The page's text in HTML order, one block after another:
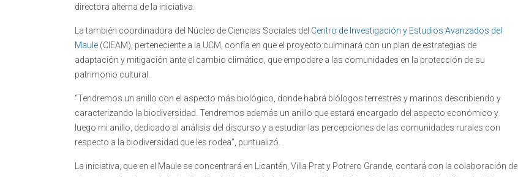
directora alterna de la iniciativa.
La también coordinadora del Núcleo de Ciencias Sociales del Centro de Investigación y Estudios Avanzados del
Maule (CIEAM), perteneciente a la UCM, confía en que el proyecto culminará con un plan de estrategias de
adaptación y mitigación ante el cambio climático, que empodere a las comunidades en la protección de su
patrimonio cultural.
“Tendremos un anillo con el aspecto más biológico, donde habrá biólogos terrestres y marinos describiendo y
caracterizando la biodiversidad. Tendremos además un anillo que estará encargado del aspecto económico y
luego mi anillo, dedicado al análisis del discurso y a estudiar las percepciones de las comunidades rurales con
respecto a la biodiversidad que les rodea”, puntualizó.
La iniciativa, que en el Maule se concentrará en Licantén, Villa Prat y Potrero Grande, contará con la colaboración de